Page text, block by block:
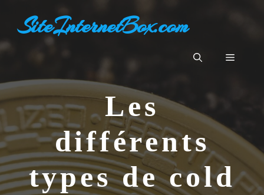
contenuSiteInternetBox.com
Menu
Les
différents
types de cold